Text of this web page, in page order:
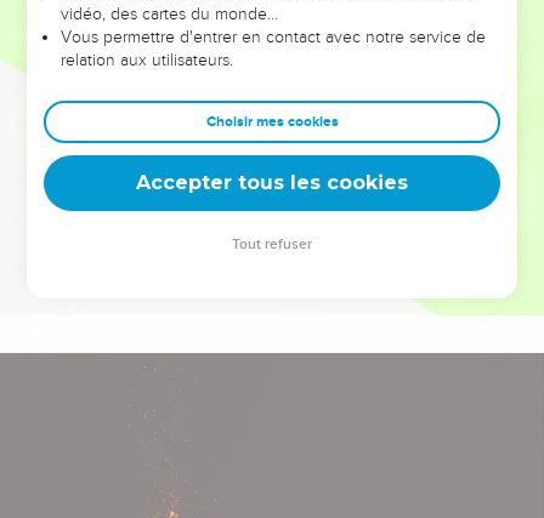
sont elles qui les ont façonnés.
Dans cette conférence, leaders, entrepreneurs, et responsables
clés pour avancer avec plus de sagesse afin que leurs erreurs
deviennent vos tremplins. Que vous guidiez un ministère, une
équipe, un groupe ou une famille, leur expérience est faite
vidéo, des cartes du monde…
Vous permettre d'entrer en contact avec notre service de
relation aux utilisateurs.
Choisir mes cookies
Accepter tous les cookies
Tout refuser